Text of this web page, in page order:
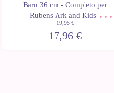
Barn 36 cm - Completo per
Rubens Ark and Kids -
Cappotto blu
19,95 €
17,96 €